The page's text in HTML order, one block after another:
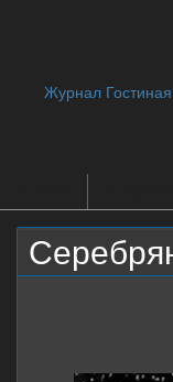
Журнал Гостиная